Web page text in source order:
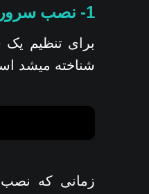
1- نصب سرور
برای تنظیم یک
شناخته میشد
زمانی که نصب